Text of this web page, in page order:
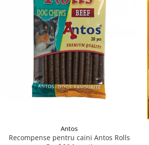
Antos
Recompense pentru caini Antos Rolls